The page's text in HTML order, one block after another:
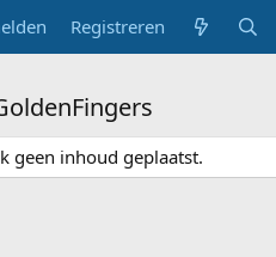
Registreren
geen inhoud geplaatst.